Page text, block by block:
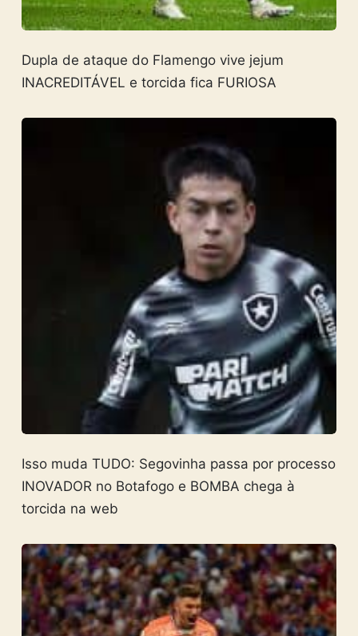
Dupla de ataque do Flamengo vive jejum
INACREDITÁVEL e torcida fica FURIOSA
Isso muda TUDO: Segovinha passa por processo
INOVADOR no Botafogo e BOMBA chega à
torcida na web